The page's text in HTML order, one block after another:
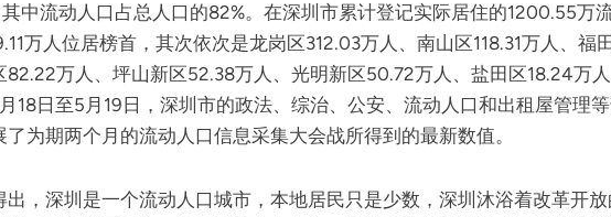
中流动人口占总人口的82%。在深圳市累计登记实际居住的1200.55万
万人位居榜首，其次依次是龙岗区312.03万人、南山区118.31万人、福
82.22万人、坪山新区52.38万人、光明新区50.72万人、盐田区18.24万
18日至5月19日，深圳市的政法、综治、公安、流动人口和出租屋管理
为期两个月的流动人口信息采集大会战所得到的最新数值。
出，深圳是一个流动人口城市，本地居民只是少数，深圳沐浴着改革开放